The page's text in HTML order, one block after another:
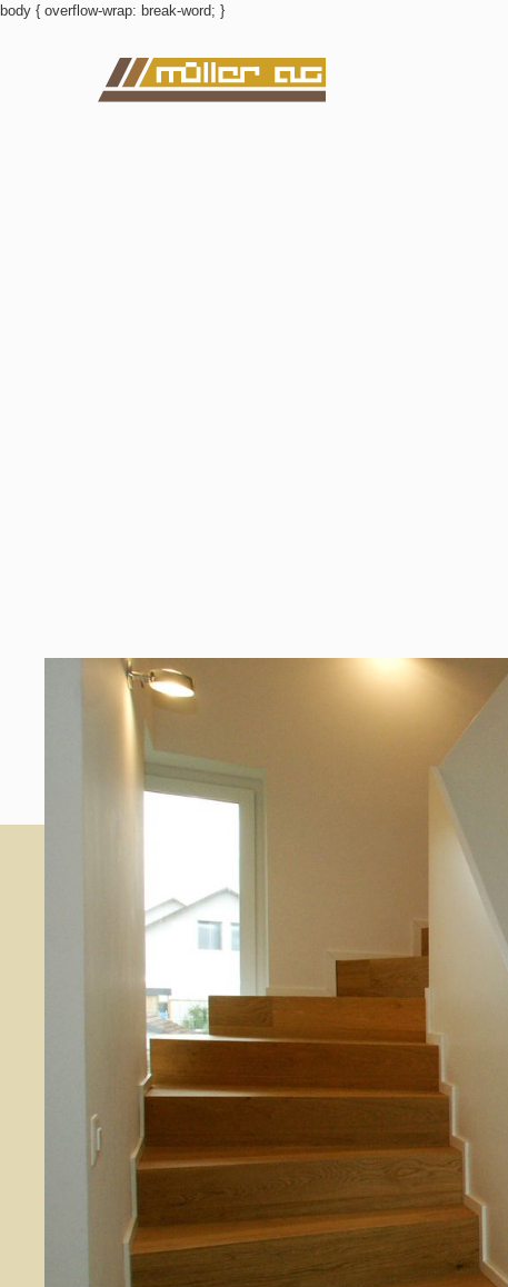
body { overflow-wrap: break-word; }